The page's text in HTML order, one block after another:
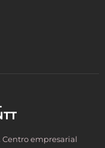
Centro empresarial